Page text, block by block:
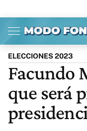
Inicio
Política
Ciencia
Cultura
CARAS
Videos
Actualidad
ELECCIONES 2023
Facundo
que será